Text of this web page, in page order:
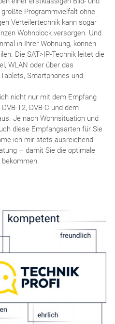
Programmvielfalt ohne
Verteilertechnik kann sogar
Wohnblock versorgen. Und
in Ihrer Wohnung, können
Die SAT>IP-Technik leitet die
WLAN oder über das
Smartphones und
nicht nur mit dem Empfang
T2, DVB-C und dem
Je nach Wohnsituation und
diese Empfangsarten für Sie
ich mir stets ausreichend
– damit Sie die optimale